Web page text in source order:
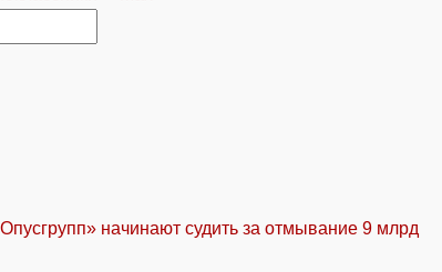
начинают судить за отмывание 9 млрд